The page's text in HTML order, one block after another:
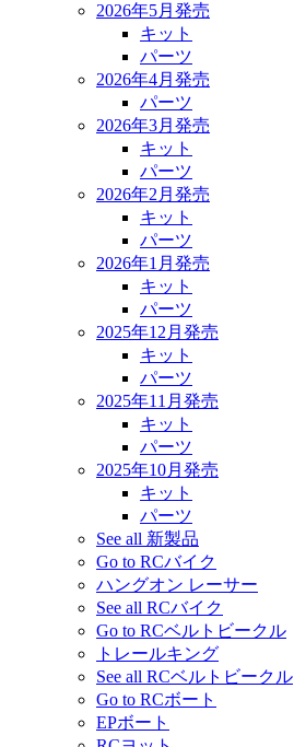
2026年5月発売
キット
パーツ
2026年4月発売
パーツ
2026年3月発売
キット
パーツ
2026年2月発売
キット
パーツ
2026年1月発売
キット
パーツ
2025年12月発売
キット
パーツ
2025年11月発売
キット
パーツ
2025年10月発売
キット
パーツ
See all 新製品
Go to RCバイク
ハングオン レーサー
See all RCバイク
Go to RCベルトビークル
トレールキング
See all RCベルトビークル
Go to RCボート
EPボート